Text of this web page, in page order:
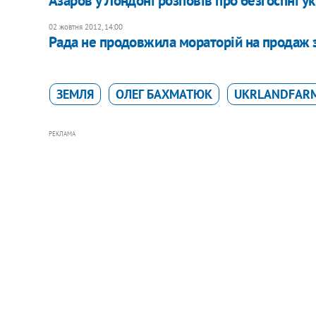
02 жовтня 2012, 14:00
Рада не продовжила мораторій на продаж
ЗЕМЛЯ ОЛЕГ БАХМАТЮК
РЕКЛАМА